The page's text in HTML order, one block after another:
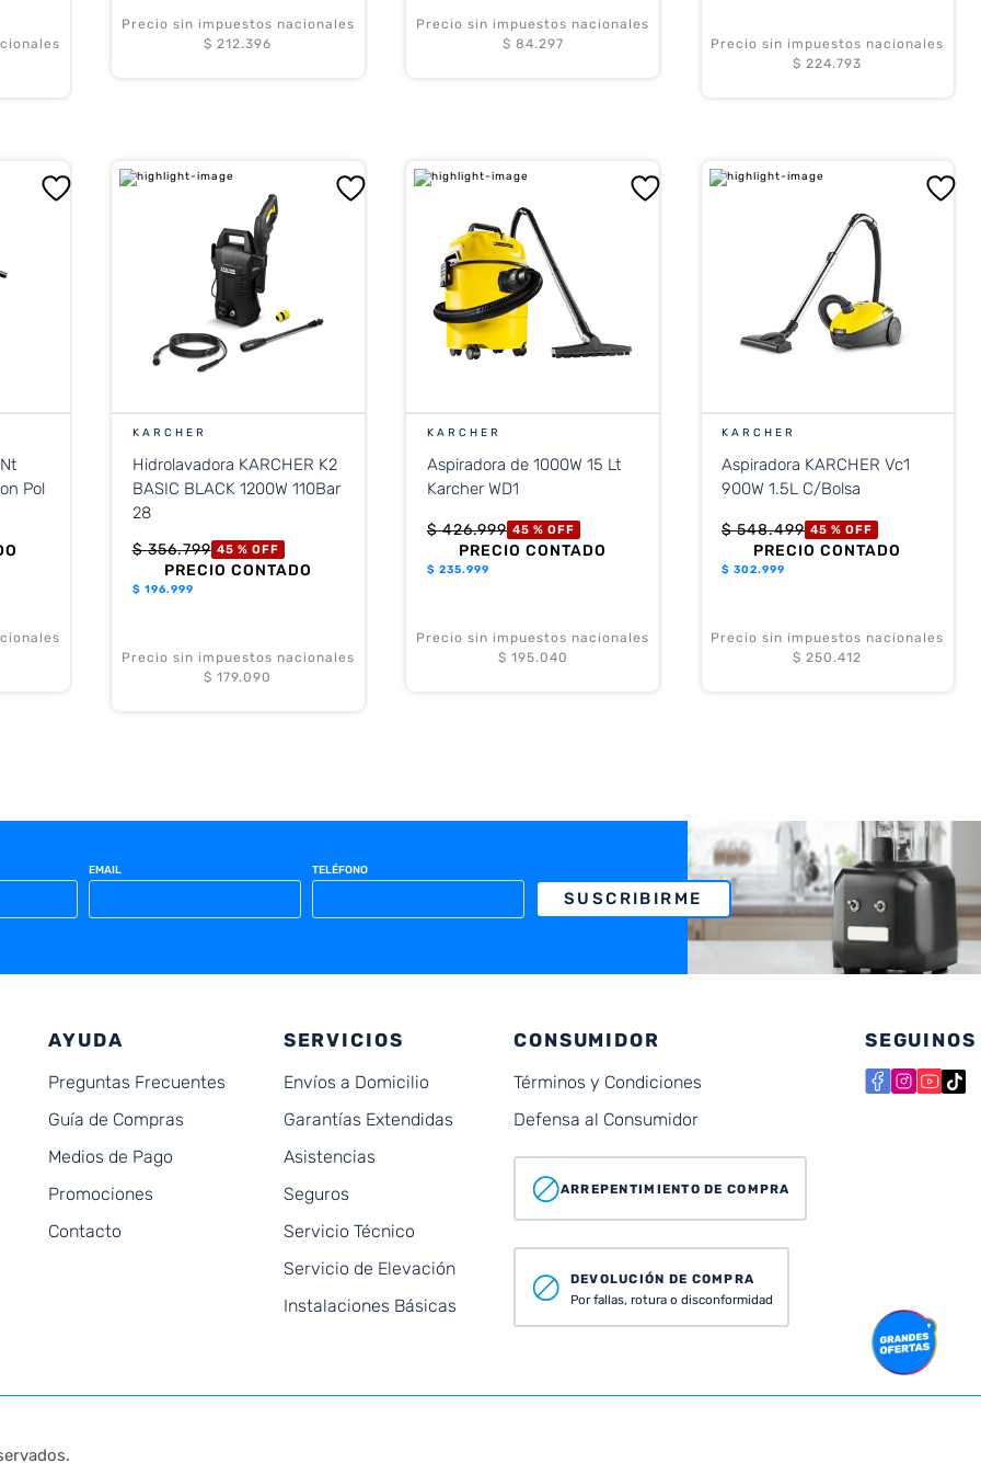
Precio sin impuestos nacionales
$ 212.396
Precio sin impuestos nacionales
$ 84.297
Precio sin impuestos nacionales
$ 224.793
Pol
KARCHER
Hidrolavadora KARCHER K2
BASIC BLACK 1200W 110Bar
28
$ 356.799 45 % OFF
PRECIO CONTADO
$ 196.999
Precio sin impuestos nacionales
$ 179.090
KARCHER
Aspiradora de 1000W 15 Lt
Karcher WD1
$ 426.999 45 % OFF
PRECIO CONTADO
$ 235.999
Precio sin impuestos nacionales
$ 195.040
KARCHER
Aspiradora KARCHER Vc1
900W 1.5L C/Bolsa
$ 548.499 45 % OFF
PRECIO CONTADO
$302.999
Precio sin impuestos nacionales
$ 250.412
EMAIL TELÉFONO
SUSCRIBIRME
AYUDA
Preguntas Frecuentes
Guía de Compras
Medios de Pago
Promociones
Contacto
SERVICIOS
Envíos a Domicilio
Garantías Extendidas
Asistencias
Seguros
Servicio Técnico
Servicio de Elevación
Instalaciones Básicas
CONSUMIDOR
Términos y Condiciones
Defensa al Consumidor
ARREPENTIMIENTO DE COMPRA
DEVOLUCIÓN DE COMPRA
Por fallas, rotura o disconformidad
SEGUINOS